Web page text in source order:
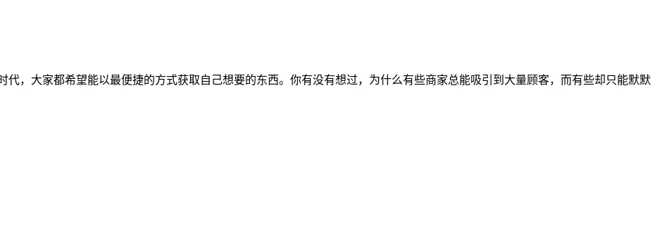
代，大家都希望能以最便捷的方式获取自己想要的东西。你有没有想过，为什么有些商家总能吸引到大量顾客，而有些却只能默默